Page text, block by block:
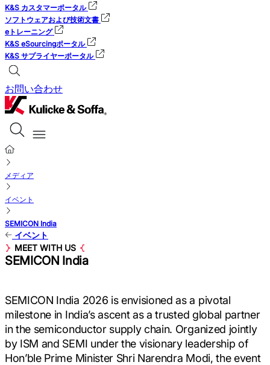
K&S カスタマーポータル
ソフトウェアおよび技術文書
eトレーニング
K&S eSourcingポータル
K&S サプライヤーポータル
お問い合わせ
メディア
イベント
SEMICON India
イベント
MEET WITH US
SEMICON India
SEMICON India 2026 is envisioned as a pivotal
milestone in India’s ascent as a trusted global partner
in the semiconductor supply chain. Organized jointly
by ISM and SEMI under the visionary leadership of
Hon’ble Prime Minister Shri Narendra Modi, the event